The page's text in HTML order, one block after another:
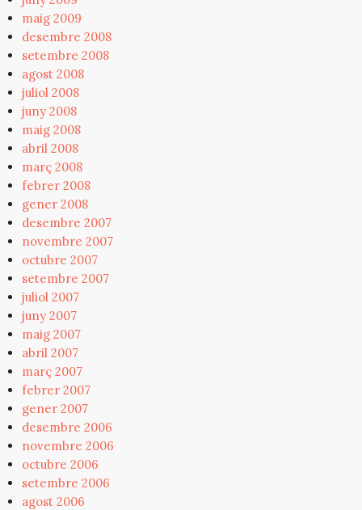
maig 2009
desembre 2008
setembre 2008
agost 2008
juliol 2008
juny 2008
maig 2008
abril 2008
març 2008
febrer 2008
gener 2008
desembre 2007
novembre 2007
octubre 2007
setembre 2007
juliol 2007
juny 2007
maig 2007
abril 2007
març 2007
febrer 2007
gener 2007
desembre 2006
novembre 2006
octubre 2006
setembre 2006
agost 2006